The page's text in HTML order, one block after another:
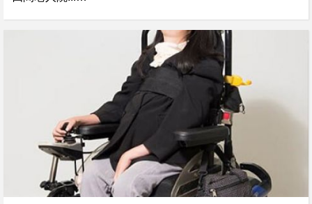
經歷過生死的我比之前更勇敢及積極參與不同類型義工服
務，因為我死過一次，更是時候叫人珍惜生命，抱緊還有生